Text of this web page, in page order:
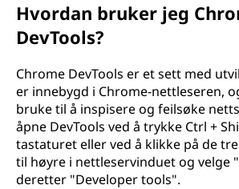
Hvordan bruker jeg
DevTools?
Chrome DevTools er et sett med
er innebygd i Chrome-nettleseren,
bruke til å inspisere og feilsøke
åpne DevTools ved å trykke Ctrl +
tastaturet eller ved å klikke på de
til høyre i nettleservinduet og velge
deretter "Developer tools".